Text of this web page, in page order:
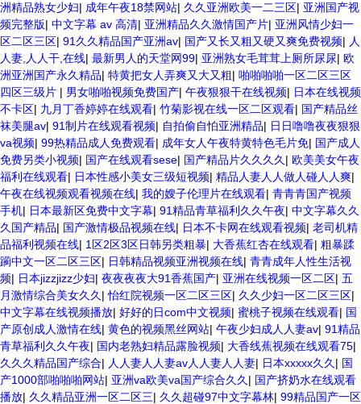
洲精品熟女少妇| 成年午夜18禁网站| 久久亚洲欧美一二三区| 亚洲国产视
频完整版| 中文字幕 av 高清| 亚洲精品久久激情国产片| 亚洲风情少妇一
区二区三区| 91久久精品国产亚洲av| 国产又长又粗又硬又爽免费视频| 人
人妻,人人干,在线| 最新男人的天堂网99| 亚洲熟女毛茸茸上厕所尿尿| 欧
洲亚洲国产永久精品| 特黄把女人弄爽又大又粗| 啪啪啪啪一区二区三区
四区三级片 | 男女啪啪视频免费国产| 午夜狠狠干在线视频| 日本在线视频
不卡区| 九月丁香婷婷在线观看| 竹菊影视在线一区二区观看| 国产精品丝
袜美腿av| 91制片在线观看视频| 自拍偷自怕亚洲精品| 日日噜噜夜夜狠狠
va视频| 99热精品成人免费观看| 成年女人午夜特黄特色毛片免| 国产成人
免费另类小视频| 国产在线观看sese| 国产精品片久久久久 | 欧美美女午夜
福利在线观看| 日本性感小美女三级短视频| 精品人妻人人做人碰人人爽|
午夜在线视频观看视频在线| 我的嫂子伦理片在线观看| 青青青国产视频
手机| 日本最新区免费中文字幕| 91精品青草福利久久午夜| 中文字幕久久
久国产精品| 国产激情极品视频在线| 日本不卡网在线观看视频| 老司机精
品福利视频在线| 1区2区3区日韩另类粗暴| 大香蕉红杏在线观看| 粗暴蹂
躏中文一区二区三区| 日韩精品视频亚洲视频在线| 青青成年人性生活视
频| 日本jizzjizz少妇| 夜夜夜夜大91香蕉国产| 亚洲在线视频一区二区| 五
月激情综合美女久久 |怡红院视频一区二区三区| 久久少妇一区二区三区|
中文字幕在线视频播放| 好好的日com中文视频| 蜜桃子视频在线观看| 国
产原创成人激情在线| 黄色的视频黑丝网站| 午夜少妇成人人妻av| 91精品
青草福利久久午夜| 国内老熟妇精品露脸视频| 大香线蕉视频在线观看75|
久久久精品国产综合| 人人妻人人妻av人人妻人人妻| 日本xxxxx久久 | 国
产1000部啪啪啪网站| 亚洲va欧美va国产综合久久 | 国产挤奶水在线观看
播放| 久久精品亚洲一区二区三| 久久超碰97中文字幕林| 99精品国产一区